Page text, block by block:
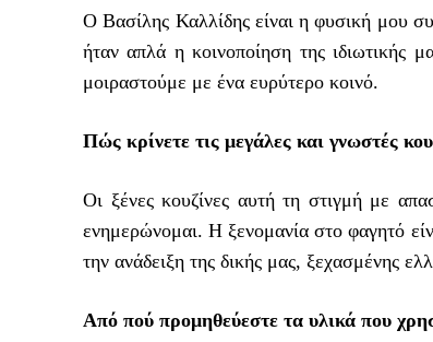
Ο Βασίλης Καλλίδης είναι η φυσική μου
ήταν απλά η κοινοποίηση της ιδιωτικής
μοιραστούμε με ένα ευρύτερο κοινό.
Πώς κρίνετε τις μεγάλες και γνωστές
Οι ξένες κουζίνες αυτή τη στιγμή με
ενημερώνομαι. Η ξενομανία στο φαγητό
την ανάδειξη της δικής μας, ξεχασμένης
Από πού προμηθεύεστε τα υλικά που